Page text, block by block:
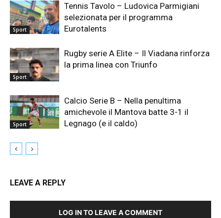
Sport
Tennis Tavolo – Ludovica Parmigiani
selezionata per il programma
Eurotalents
Sport
Rugby serie A Elite – Il Viadana rinforza
la prima linea con Triunfo
Sport
Calcio Serie B – Nella penultima
amichevole il Mantova batte 3-1 il
Legnago (e il caldo)
LEAVE A REPLY
LOG IN TO LEAVE A COMMENT